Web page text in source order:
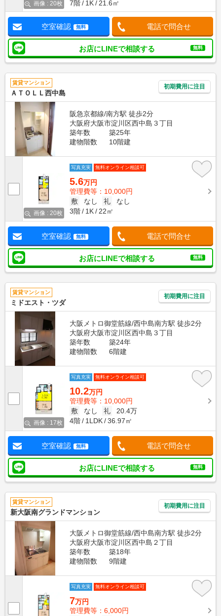
画像 : 20枚 7階 1K 21.6㎡
空室確認 無料 電話で問合せ
お店にLINEで相談する 無料
賃貸マンション
ＡＴＯＬＬ西中島
初期費用に注目
阪急京都線/南方駅 徒歩2分
大阪府大阪市淀川区西中島３丁目
築年数
築25年
建物階数
10階建
画像 : 20枚
写真充実 無料オンライン相談可
5.6万円
管理費等：10,000円
敷
なし 礼
なし
3階
1K 22㎡
空室確認 無料 電話で問合せ
お店にLINEで相談する 無料
賃貸マンション
ミドエスト・ツダ
初期費用に注目
大阪メトロ御堂筋線/西中島南方駅 徒歩2分
大阪府大阪市淀川区西中島３丁目
築年数
築24年
建物階数
6階建
画像 : 17枚
写真充実 無料オンライン相談可
10.2万円
管理費等：10,000円
敷
なし 礼
20.4万
4階
1LDK 36.97㎡
空室確認 無料 電話で問合せ
お店にLINEで相談する 無料
賃貸マンション
新大阪南グランドマンション
初期費用に注目
大阪メトロ御堂筋線/西中島南方駅 徒歩2分
大阪府大阪市淀川区西中島２丁目
築年数
築18年
建物階数
9階建
写真充実 無料オンライン相談可
7万円
管理費等：6,000円